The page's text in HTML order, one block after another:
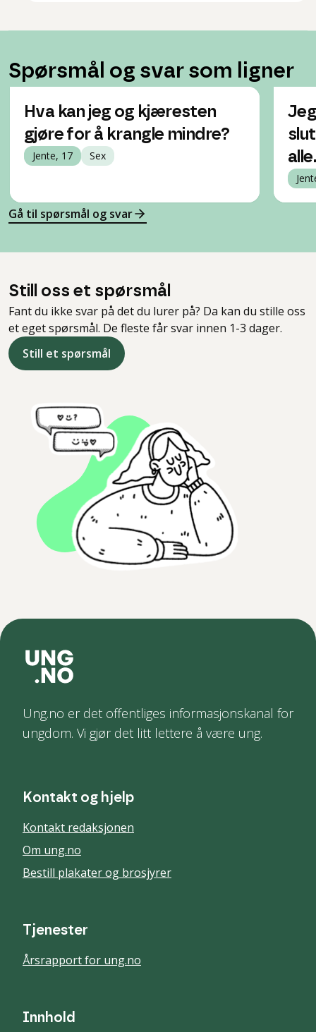
Spørsmål og svar som ligner
Hva kan jeg og kjæresten
gjøre for å krangle mindre?
Jente, 17 Sex
Gå til spørsmål og svar
Still oss et spørsmål
Fant du ikke svar på det du lurer på? Da kan du stille oss
et eget spørsmål. De fleste får svar innen 1-3 dager.
Still et spørsmål
Ung.no er det offentliges informasjonskanal for
ungdom. Vi gjør det litt lettere å være ung.
Kontakt og hjelp
Kontakt redaksjonen
Om ung.no
Bestill plakater og brosjyrer
Tjenester
Årsrapport for ung.no
Innhold